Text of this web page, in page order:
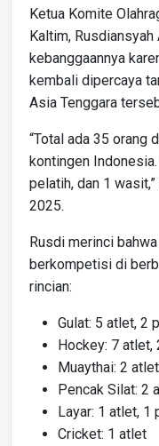
Ketua Komite
Kaltim,
kebanggaannya
kembali dipercaya
Asia Tenggara
“Total ada 35 orang
kontingen
pelatih, dan 1
2025.
Rusdi merinci
berkompetisi di
rincian:
Gulat: 5 atlet, 2
Hockey: 7 atlet,
Muaythai: 2
Pencak Silat: 2
Layar: 1 atlet, 1
Cricket: 1 atlet